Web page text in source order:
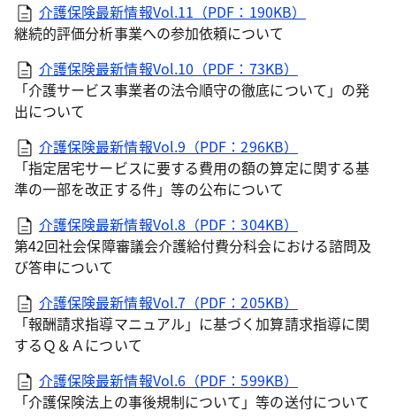
介護保険最新情報Vol.11（PDF：190KB）
継続的評価分析事業への参加依頼について
介護保険最新情報Vol.10（PDF：73KB）
「介護サービス事業者の法令順守の徹底について」の発
出について
介護保険最新情報Vol.9（PDF：296KB）
「指定居宅サービスに要する費用の額の算定に関する基
準の一部を改正する件」等の公布について
介護保険最新情報Vol.8（PDF：304KB）
第42回社会保障審議会介護給付費分科会における諮問及
び答申について
介護保険最新情報Vol.7（PDF：205KB）
「報酬請求指導マニュアル」に基づく加算請求指導に関
するＱ＆Ａについて
介護保険最新情報Vol.6（PDF：599KB）
「介護保険法上の事後規制について」等の送付について